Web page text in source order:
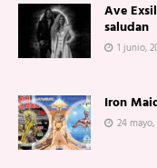
Ave
saludan
1 junio,
Iron
24